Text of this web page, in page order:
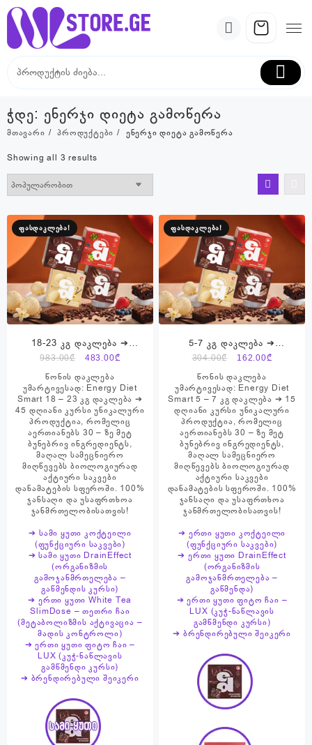
Skip
content
ჭდე: ენერჯი დიეტა გამოწერა
მთავარი პროდუქტები ენერჯი დიეტა გამოწერა
Showing all 3 resultsSorted
by
popularity
ფასდაკლება!
18-23 კგ დაკლება ➔
პროდუქტების ნაკრები ➔
Energy Diet Smart
983.00₾
Original
was:
983.00₾.
483.00₾Current
is:
483.00₾.
წონის დაკლება
უმარტივესად: Energy Diet
Smart 18 – 23 კგ დაკლება ➔
45 დღიანი კურსი უნიკალური
პროდუქტია, რომელიც
აერთიანებს 30 – ზე მეტ
ბუნებრივ ინგრედიენტს,
მაღალ სამეცნიერო
მიღწევებს ბიოლოგიურად
აქტიური საკვები
დანამატების სფეროში. 100%
ჯანსაღი და უსაფრთხოა
ჯანმრთელობისათვის!
➔ სამი ყუთი კოქტეილი
(ფუნქციური საკვები)
➔ სამი ყუთი DrainEffect
(ორგანიზმის
გამოჯანმრთელება –
გაწმენდის კურსი)
➔ ერთი ყუთი White Tea
SlimDose – თეთრი ჩაი
(მეტაბოლიზმის აქტივაცია –
მადის კონტროლი)
➔ ერთი ყუთი ფიტო ჩაი –
LUX (კუჭ-ნაწლავის
გამწმენდი კურსი)
➔ ბრენდირებული შეიკერი
ფასდაკლება!
5-7 კგ დაკლება ➔
პროდუქტების ნაკრები ➔
Energy Diet Smart
304.00₾
Original
price
was:
304.00₾.
162.00₾Current
is:
162.00₾.
წონის დაკლება
უმარტივესად: Energy Diet
Smart 5 – 7 კგ დაკლება ➔ 15
დღიანი კურსი უნიკალური
პროდუქტია, რომელიც
აერთიანებს 30 – ზე მეტ
ბუნებრივ ინგრედიენტს,
მაღალ სამეცნიერო
მიღწევებს ბიოლოგიურად
აქტიური საკვები
დანამატების სფეროში. 100%
ჯანსაღი და უსაფრთხოა
ჯანმრთელობისათვის!
➔ ერთი ყუთი კოქტეილი
(ფუნქციური საკვები)
➔ ერთი ყუთი DrainEffect
(ორგანიზმის
გამოჯანმრთელება –
გაწმენდა)
➔ ერთი ყუთი ფიტო ჩაი –
LUX (კუჭ-ნაწლავის
გამწმენდი კურსი)
➔ ბრენდირებული შეიკერი